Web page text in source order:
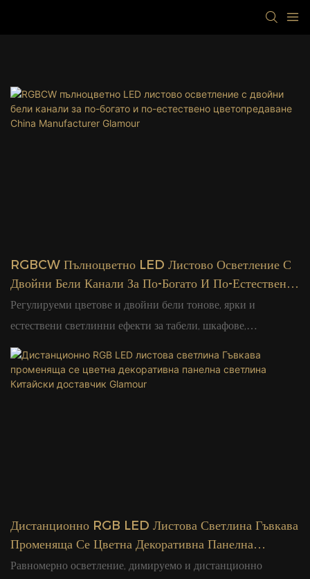
RGBCW Пълноцветно LED Листово Осветление С
Двойни Бели Канали За По-Богато И По-Естествено
Цветопредаване China Manufacturer Glamour
Регулируеми цветове и двойни бели тонове, ярки и
естествени светлинни ефекти за табели, шкафове,
интериорна декорация и проекти за архитектурно
осветление
Дистанционно RGB LED Листова Светлина Гъвкава
Променяща Се Цветна Декоративна Панелна
Светлина Китайски Доставчик Glamour
Равномерно осветление, димируемо и дистанционно